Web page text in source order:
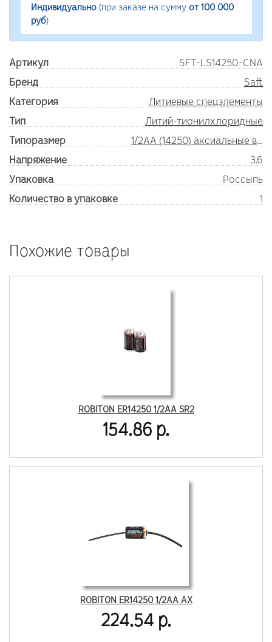
Индивидуально (при заказе на сумму от 100 000
руб)
Артикул
SFT-LS14250-CNA
Бренд
Saft
Категория
Литиевые спецэлементы
Тип
Литий-тионилхлоридные
Типоразмер
1/2AA (14250) аксиальные выводы
Напряжение
3.6
Упаковка
Россыпь
Количество в упаковке
1
Похожие товары
ROBITON ER14250 1/2AA SR2
154.86 р.
ROBITON ER14250 1/2AA AX
224.54 р.